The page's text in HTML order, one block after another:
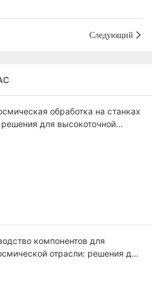
Следующий
обработка на станках
для высокоточной
компонентов для
отрасли: решения для